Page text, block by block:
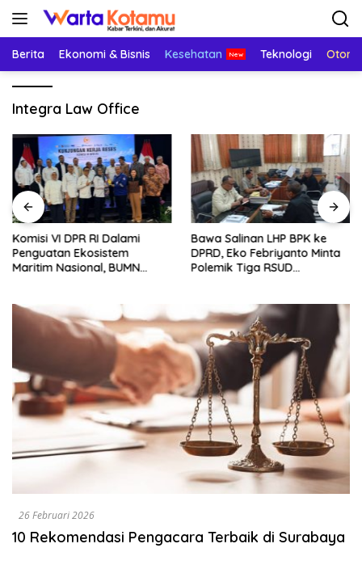
Langsung
Berita Ekonomi & Bisnis Kesehatan Teknologi
Integra Law Office
Komisi VI DPR RI Dalami
Penguatan Ekosistem
Maritim Nasional, BUMN
Bawa Salinan LHP BPK ke
DPRD, Eko Febriyanto Minta
Polemik Tiga RSUD
26 Februari 2026
10 Rekomendasi Pengacara Terbaik di Surabaya